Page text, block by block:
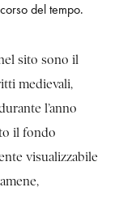
del tempo.
sito sono il
medievali,
l’anno
il fondo
visualizzabile